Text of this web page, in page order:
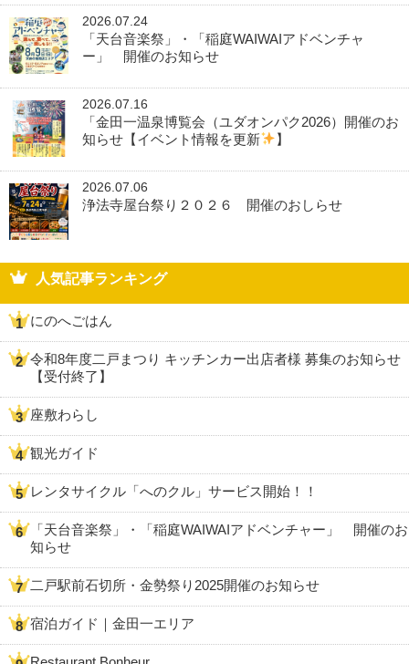
2026.07.24
「天台音楽祭」・「稲庭WAIWAIアドベンチャ
ー」 開催のお知らせ
2026.07.16
「金田一温泉博覧会（ユダオンパク2026）開催のお
知らせ【イベント情報を更新
】
2026.07.06
浄法寺屋台祭り２０２６ 開催のおしらせ
人気記事ランキング
にのへごはん
令和8年度二戸まつり キッチンカー出店者様 募集のお知らせ
【受付終了】
座敷わらし
観光ガイド
レンタサイクル「へのクル」サービス開始！！
「天台音楽祭」・「稲庭WAIWAIアドベンチャー」 開催のお
知らせ
二戸駅前石切所・金勢祭り2025開催のお知らせ
宿泊ガイド｜金田一エリア